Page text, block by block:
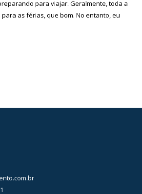
para viajar. Geralmente, toda a
as férias, que bom. No entanto, eu